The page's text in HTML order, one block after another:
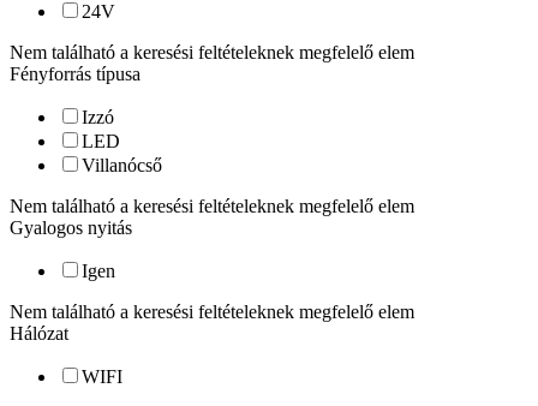
24V
Nem található a keresési feltételeknek megfelelő elem
Fényforrás típusa
Izzó
LED
Villanócső
Nem található a keresési feltételeknek megfelelő elem
Gyalogos nyitás
Igen
Nem található a keresési feltételeknek megfelelő elem
Hálózat
WIFI